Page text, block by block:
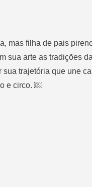
mas filha de pais
sua arte as tradições
sua trajetória que une
e circo. ￼